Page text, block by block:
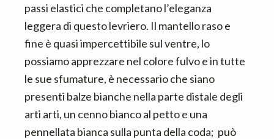
passi elastici che completano l’eleganza
leggera di questo levriero. Il mantello raso e
fine è quasi impercettibile sul ventre, lo
possiamo apprezzare nel colore fulvo e in tutte
le sue sfumature, è necessario che siano
presenti balze bianche nella parte distale degli
arti arti, un cenno bianco al petto e una
pennellata bianca sulla punta della coda; può